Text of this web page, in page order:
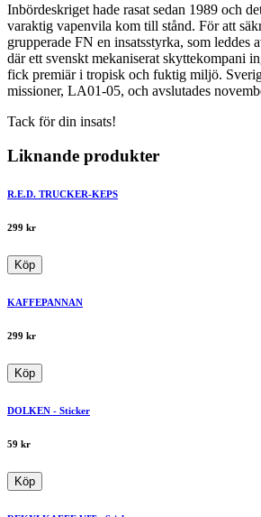
Inbördeskriget hade rasat sedan 1989 och
varaktig vapenvila kom till stånd. För att
grupperade FN en insatsstyrka, som leddes
där ett svenskt mekaniserat skyttekompani
fick premiär i tropisk och fuktig miljö.
missioner, LA01-05, och avslutades
Tack för din insats!
Liknande produkter
R.E.D. TRUCKER-KEPS
299 kr
Köp
KAFFEPANNAN
299 kr
Köp
DOLKEN - Sticker
59 kr
Köp